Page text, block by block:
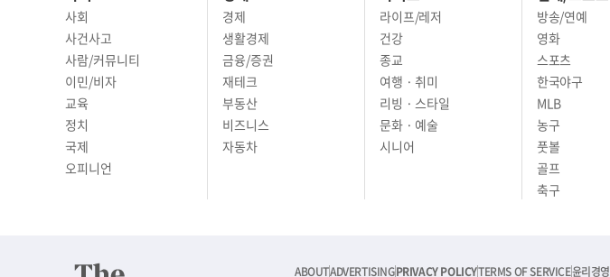
사회
사건사고
사람/커뮤니티
이민/비자
교육
정치
국제
오피니언
경제
생활경제
금융/증권
재테크
부동산
비즈니스
자동차
라이프/레저
건강
종교
여행 · 취미
리빙 · 스타일
문화 · 예술
시니어
방송/연예
영화
스포츠
한국야구
MLB
농구
풋볼
골프
축구
ABOUTADVERTISINGPRIVACY POLICYTERMS OF SERVICE윤리경영